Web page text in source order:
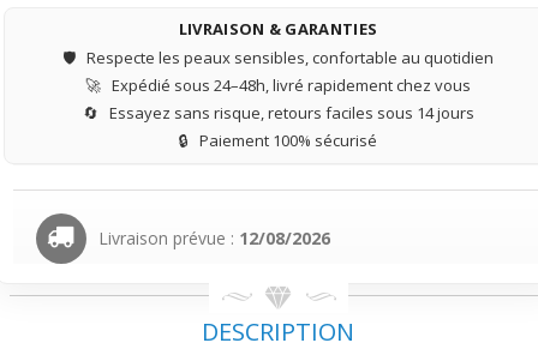
LIVRAISON & GARANTIES
🛡️ Respecte les peaux sensibles, confortable au quotidien
🚀 Expédié sous 24–48h, livré rapidement chez vous
🔄 Essayez sans risque, retours faciles sous 14 jours
🔒 Paiement 100% sécurisé
Livraison prévue : 12/08/2026
DESCRIPTION